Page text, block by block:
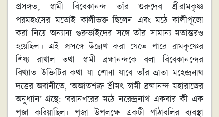
প্রসঙ্গত, স্বামী বিবেকানন্দ তাঁর গুরুদেব শ্রীরামকৃষ্ণ
পরমহংসের মতোই কালীভক্ত ছিলেন এবং মঠে কালীপূজো
করা নিয়ে অন্যান্য গুরুভাইদের সঙ্গে তাঁর সামান্য মতান্তরও
হয়েছিল। এই প্রসঙ্গে উল্লেখ করা যেতে পারে রামকৃষ্ণের
শিষ্য রাখাল তথা স্বামী ব্রহ্মানন্দকে বলা বিবেকানন্দের
বিখ্যাত উক্তিটির কথা যা শোনা যাবে তাঁর ভ্রাতা মহেন্দ্রনাথ
দত্তের জবানীতে, ‘অজাতশত্রু শ্রীমৎ স্বামী ব্রহ্মানন্দ মহারাজের
অনুধ্যান’ গ্রন্থে: ‘বরানগরের মঠে নরেন্দ্রনাথ একবার কী এক
পূজা করিয়াছিল। পূজা উপলক্ষে একটী পাঁঠাবলির ব্যবস্থা